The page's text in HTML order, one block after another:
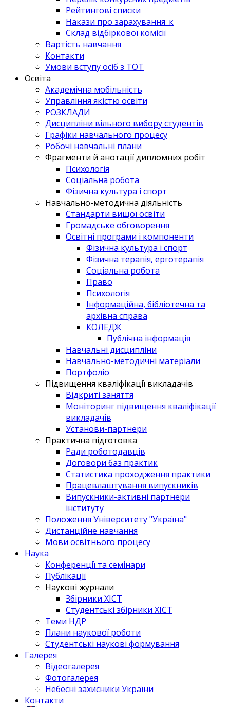
Рейтингові списки
Накази про зарахування_к
Склад відбіркової комісії
Вартість навчання
Контакти
Умови вступу осіб з ТОТ
Освіта
Академічна мобільність
Управління якістю освіти
РОЗКЛАДИ
Дисципліни вільного вибору студентів
Графіки навчального процесу
Робочі навчальні плани
Фрагменти й анотації дипломних робіт
Психологія
Соціальна робота
Фізична культура і спорт
Навчально-методична діяльність
Стандарти вищої освіти
Громадське обговорення
Освітні програми і компоненти
Фізична культура і спорт
Фізична терапія, ерготерапія
Соціальна робота
Право
Психологія
Інформаційна, бібліотечна та
архівна справа
КОЛЕДЖ
Публічна інформація
Навчальні дисципліни
Навчально-методичні матеріали
Портфоліо
Підвищення кваліфікації викладачів
Відкриті заняття
Моніторинг підвищення кваліфікації
викладачів
Установи-партнери
Практична підготовка
Ради роботодавців
Договори баз практик
Статистика проходження практики
Працевлаштування випускників
Випускники-активні партнери
інституту
Положення Університету "Україна"
Дистанційне навчання
Мови освітнього процесу
Наука
Конференції та семінари
Публікації
Наукові журнали
Збірники ХІСТ
Студентські збірники ХІСТ
Теми НДР
Плани наукової роботи
Студентські наукові формування
Галерея
Відеогалерея
Фотогалерея
Небесні захисники України
Контакти